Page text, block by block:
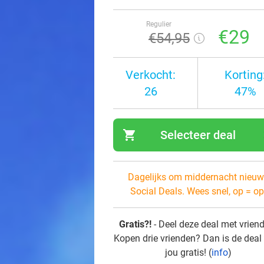
Regulier
€54,95 €29
Verkocht:
26
47%
shopping_cart Selecteer deal
Dagelijks om middernacht
Social Deals. Wees snel, op =
Gratis?! - Deel deze deal met
Kopen drie vrienden? Dan is de
jou gratis! (info)